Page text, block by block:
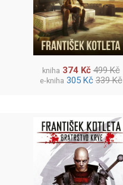
kniha 374 Kč 499 Kč
e-kniha 305 Kč 339 Kč